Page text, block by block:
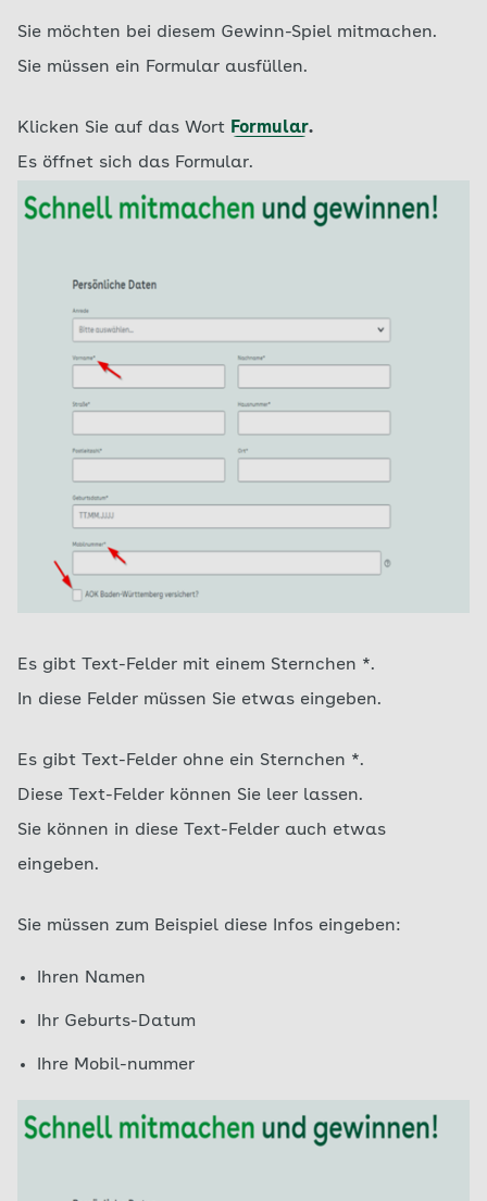
Sie möchten bei diesem Gewinn-Spiel mitmachen.
Sie müssen ein Formular ausfüllen.
Klicken Sie auf das Wort Formular.
Es öffnet sich das Formular.
Es gibt Text-Felder mit einem Sternchen *.
In diese Felder müssen Sie etwas eingeben.
Es gibt Text-Felder ohne ein Sternchen *.
Diese Text-Felder können Sie leer lassen.
Sie können in diese Text-Felder auch etwas
eingeben.
Sie müssen zum Beispiel diese Infos eingeben:
Ihren Namen
Ihr Geburts-Datum
Ihre Mobil-nummer